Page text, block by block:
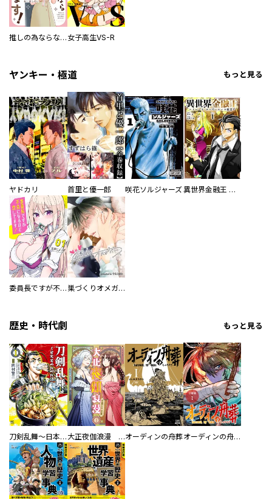
推しの為ならなんでもします！ 女子高生VS-R
ヤンキー・極道 もっと見る
ヤドカリ 首里と優一郎 咲花ソルジャーズ 異世界金融王 ～クローネ・ゴルディオンの覇道～
委員長ですが不良になるほど恋してます！ 巣づくりオメガバース
歴史・時代劇 もっと見る
刀剣乱舞～日本号つれづれ酒～ 大正夜伽浪漫 －金曜日の花嫁—オーディンの舟葬 オーディンの舟葬 分冊版